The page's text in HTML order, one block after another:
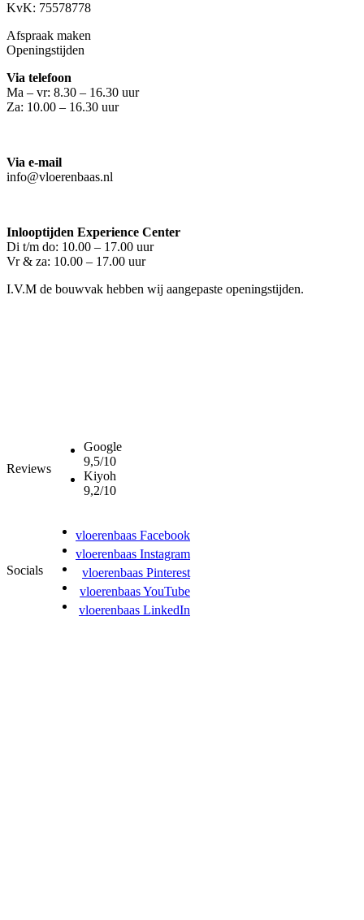
KvK: 75578778
Afspraak maken
Openingstijden
Via telefoon
Ma – vr: 8.30 – 16.30 uur
Za: 10.00 – 16.30 uur
Via e-mail
info@vloerenbaas.nl
Inlooptijden Experience Center
Di t/m do: 10.00 – 17.00 uur
Vr & za: 10.00 – 17.00 uur
I.V.M de bouwvak hebben wij aangepaste openingstijden.
Reviews
Google
9,5/10
Kiyoh
9,2/10
Socials
vloerenbaas Facebook
vloerenbaas Instagram
vloerenbaas Pinterest
vloerenbaas YouTube
vloerenbaas LinkedIn